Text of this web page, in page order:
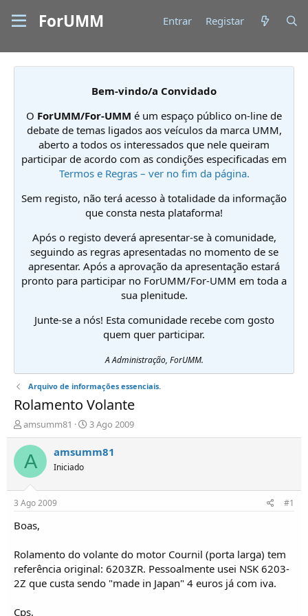
ForUMM Entrar Registar
Bem-vindo/a Convidado
O ForUMM/For-UMM é um espaço público on-line de
debate de temas ligados aos veículos da marca UMM,
aberto a todos os interessados que nele queiram
participar de acordo com as condições especificadas em
Termos e Regras – ver no fim da página.
Sem registo, não terá acesso à totalidade da informação
que consta nesta plataforma!
Após o registo deverá apresentar-se à comunidade,
seguindo as regras apresentadas no momento de se
apresentar. Após a aprovação da apresentação estará
pronto para participar no ForUMM/For-UMM em toda a
sua plenitude.
Junte-se a nós! Esta comunidade recebe com gosto
quem quer participar.
A Administração, ForUMM.
Arquivo de informações essenciais.
Rolamento Volante
I
n
i
c
i
d
o
r
T
ó
p
c
amsumm81
D
a
t
o
3 Ago 2009
A amsumm81
Iniciado
3 Ago 2009 #1
Boas,
Rolamento do volante do motor Cournil (porta larga) tem
referência original: 6203ZR. Pessoalmente usei NSK 6203-
2Z que custa sendo "made in Japan" 4 euros já com iva.
Cps,